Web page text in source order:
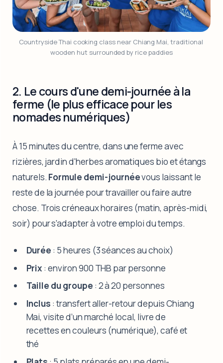
Countryside Thai cooking class near Chiang Mai, traditional
wooden hut surrounded by rice paddies
2. Le cours d'une demi-journée à la
ferme (le plus efficace pour les
nomades numériques)
À 15 minutes du centre, dans une ferme avec
rizières, jardin d'herbes aromatiques bio et étangs
naturels. Formule demi-journéevous laissant le
reste de la journée pour travailler ou faire autre
chose. Trois créneaux horaires (matin, après-midi,
soir) pour s'adapter à votre emploi du temps.
Durée : 5 heures (3 séances au choix)
Prix : environ 900 THB par personne
Taille du groupe : 2 à 20 personnes
Inclus : transfert aller-retour depuis Chiang
Mai, visite d’un marché local, livre de
recettes en couleurs (numérique), café et
thé